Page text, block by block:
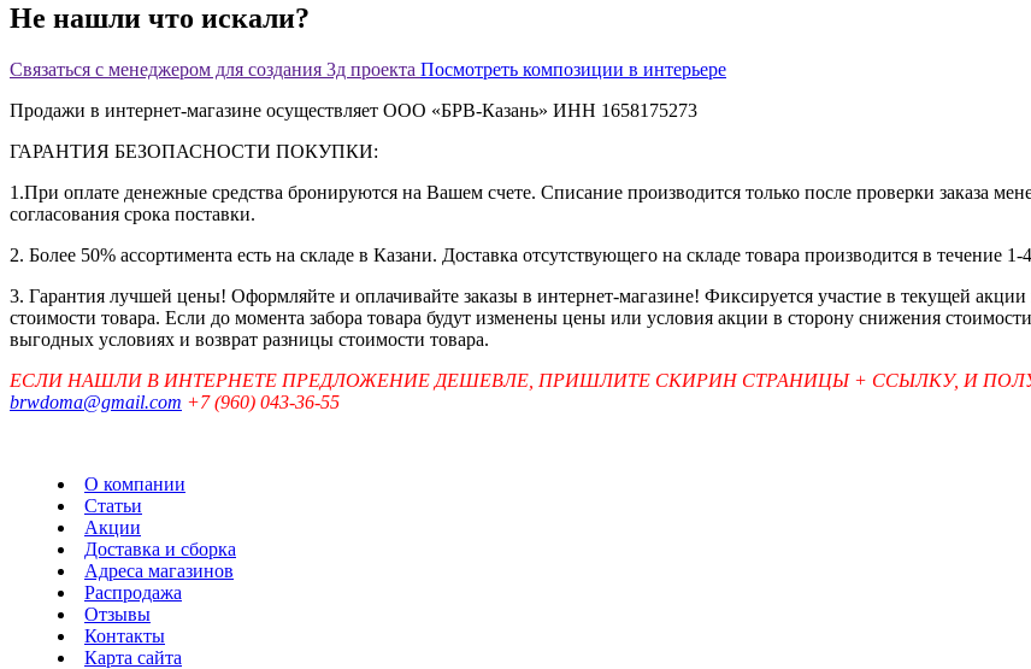
Не нашли что искали?
Связаться с менеджером для создания 3д проекта Посмотреть композиции в интерьере
Продажи в интернет-магазине осуществляет ООО «БРВ-Казань» ИНН 1658175273
ГАРАНТИЯ БЕЗОПАСНОСТИ ПОКУПКИ:
1.При оплате денежные средства бронируются на Вашем счете. Списание производится только после проверки заказа
согласования срока поставки.
2. Более 50% ассортимента есть на складе в Казани. Доставка отсутствующего на складе товара производится в течение 1-
3. Гарантия лучшей цены! Оформляйте и оплачивайте заказы в интернет-магазине! Фиксируется участие в текущей
стоимости товара. Если до момента забора товара будут изменены цены или условия акции в сторону снижения
выгодных условиях и возврат разницы стоимости товара.
ЕСЛИ НАШЛИ В ИНТЕРНЕТЕ ПРЕДЛОЖЕНИЕ ДЕШЕВЛЕ, ПРИШЛИТЕ СКИРИН СТРАНИЦЫ + ССЫЛКУ, И
brwdoma@gmail.com +7 (960) 043-36-55
О компании
Статьи
Акции
Доставка и сборка
Адреса магазинов
Распродажа
Отзывы
Контакты
Карта сайта